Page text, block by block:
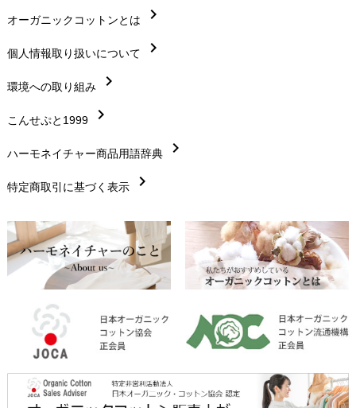
在庫状況と発送予定chevron_right
サイズ・寸法chevron_right
生地・素材chevron_right
お手入れについて chevron_right
レビューを書こうchevron_right
返品交換chevron_right
FAXでのご注文 chevron_right
お問い合わせchevron_right
オーガニックコットンとは chevron_right
個人情報取り扱いについて chevron_right
環境への取り組み chevron_right
こんせぷと1999 chevron_right
ハーモネイチャー商品用語辞典 chevron_right
特定商取引に基づく表示 chevron_right